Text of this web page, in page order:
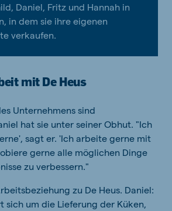
Daniel, Fritz und Hannah in
in dem sie ihre eigenen
verkaufen.
mit De Heus
Unternehmens sind
hat sie unter seiner Obhut. "Ich
sagt er. 'Ich arbeite gerne mit
gerne alle möglichen Dinge
zu verbessern."
zu De Heus. Daniel:
sich um die Lieferung der Küken,